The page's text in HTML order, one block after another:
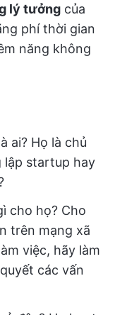
lý tưởng của
phí thời gian
năng không
ai? Họ là chủ
lập startup hay
cho họ? Cho
trên mạng xã
việc, hãy làm
các vấn